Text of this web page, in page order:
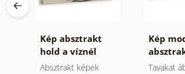
Kép absztrakt
hold a víznél
Absztrakt képek
Kép
Tavakat